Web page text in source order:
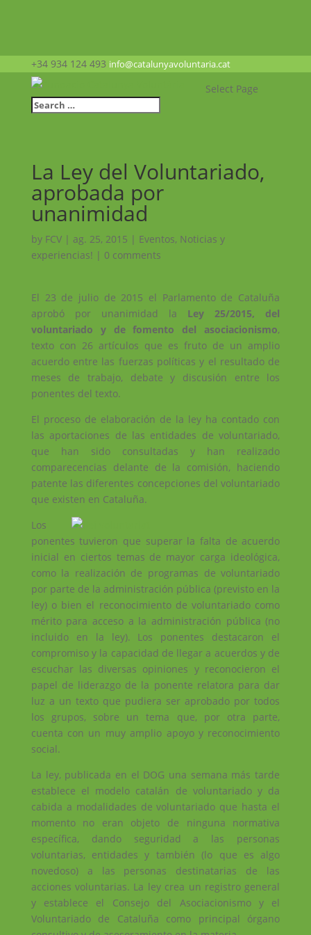
+34 934 124 493 info@catalunyavoluntaria.cat
Select Page
La Ley del Voluntariado,
aprobada por
unanimidad
by FCV| ag. 25, 2015 | Eventos, Noticias y
experiencias! | 0 comments
El 23 de julio de 2015 el Parlamento de Cataluña
aprobó por unanimidad la Ley 25/2015, del
voluntariado y de fomento del asociacionismo,
texto con 26 artículos que es fruto de un amplio
acuerdo entre las fuerzas políticas y el resultado de
meses de trabajo, debate y discusión entre los
ponentes del texto.
El proceso de elaboración de la ley ha contado con
las aportaciones de las entidades de voluntariado,
que han sido consultadas y han realizado
comparecencias delante de la comisión, haciendo
patente las diferentes concepciones del voluntariado
que existen en Cataluña.
Los
ponentes tuvieron que superar la falta de acuerdo
inicial en ciertos temas de mayor carga ideológica,
como la realización de programas de voluntariado
por parte de la administración pública (previsto en la
ley) o bien el reconocimiento de voluntariado como
mérito para acceso a la administración pública (no
incluido en la ley). Los ponentes destacaron el
compromiso y la capacidad de llegar a acuerdos y de
escuchar las diversas opiniones y reconocieron el
papel de liderazgo de la ponente relatora para dar
luz a un texto que pudiera ser aprobado por todos
los grupos, sobre un tema que, por otra parte,
cuenta con un muy amplio apoyo y reconocimiento
social.
La ley, publicada en el DOG una semana más tarde
establece el modelo catalán de voluntariado y da
cabida a modalidades de voluntariado que hasta el
momento no eran objeto de ninguna normativa
específica, dando seguridad a las personas
voluntarias, entidades y también (lo que es algo
novedoso) a las personas destinatarias de las
acciones voluntarias. La ley crea un registro general
y establece el Consejo del Asociacionismo y el
Voluntariado de Cataluña como principal órgano